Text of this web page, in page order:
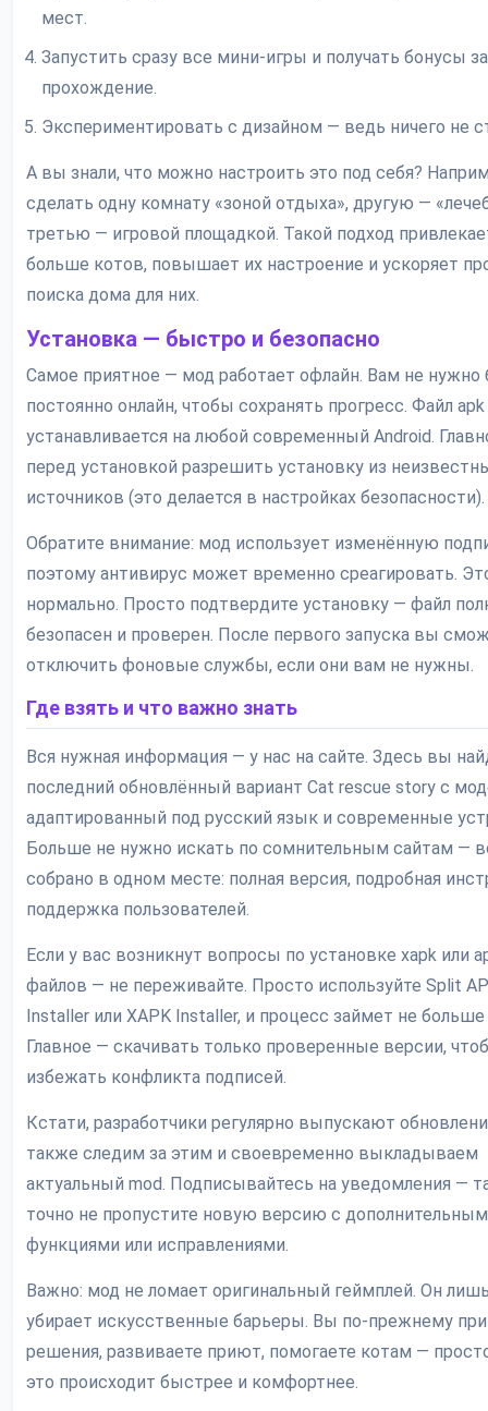
мест.
Запустить сразу все мини-игры и получать бонусы за
прохождение.
Экспериментировать с дизайном — ведь ничего не
А вы знали, что можно настроить это под себя?
сделать одну комнату «зоной отдыха», другую —
третью — игровой площадкой. Такой подход
больше котов, повышает их настроение и ускоряет
поиска дома для них.
Установка — быстро и безопасно
Самое приятное — мод работает офлайн. Вам не нужно
постоянно онлайн, чтобы сохранять прогресс. Файл apk
устанавливается на любой современный Android.
перед установкой разрешить установку из
источников (это делается в настройках безопасности).
Обратите внимание: мод использует изменённую
поэтому антивирус может временно среагировать.
нормально. Просто подтвердите установку — файл
безопасен и проверен. После первого запуска вы
отключить фоновые службы, если они вам не нужны.
Где взять и что важно знать
Вся нужная информация — у нас на сайте. Здесь вы
последний обновлённый вариант Cat rescue story с
адаптированный под русский язык и современные
Больше не нужно искать по сомнительным сайтам —
собрано в одном месте: полная версия, подробная
поддержка пользователей.
Если у вас возникнут вопросы по установке xapk или
файлов — не переживайте. Просто используйте Split
Installer или XAPK Installer, и процесс займет не
Главное — скачивать только проверенные версии,
избежать конфликта подписей.
Кстати, разработчики регулярно выпускают
также следим за этим и своевременно выкладываем
актуальный mod. Подписывайтесь на уведомления —
точно не пропустите новую версию с
функциями или исправлениями.
Важно: мод не ломает оригинальный геймплей. Он
убирает искусственные барьеры. Вы по-прежнему
решения, развиваете приют, помогаете котам —
это происходит быстрее и комфортнее.